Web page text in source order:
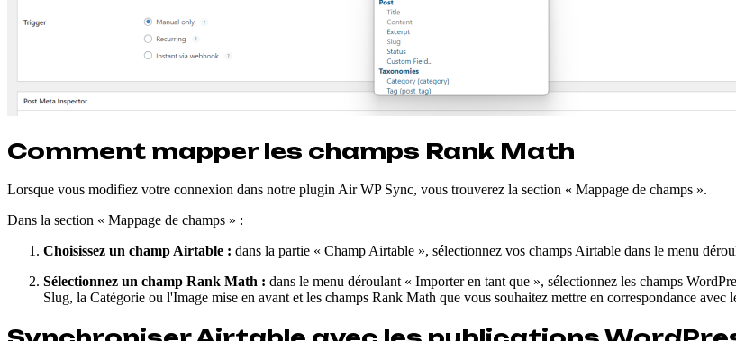
Comment mapper les champs Rank Math
Lorsque vous modifiez votre connexion dans notre plugin Air WP Sync, vous trouverez la section « Mappage de champs ».
Dans la section « Mappage de champs » :
Choisissez un champ Airtable : dans la partie « Champ Airtable », sélectionnez vos champs Airtable dans le menu
Sélectionnez un champ Rank Math : dans le menu déroulant « Importer en tant que », sélectionnez les champs
Slug, la Catégorie ou l'Image mise en avant et les champs Rank Math que vous souhaitez mettre en correspondance avec